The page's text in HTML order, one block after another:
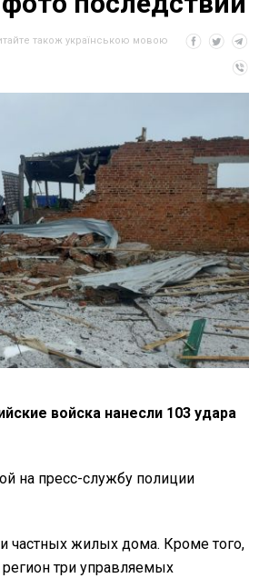
також українською мовою
войска нанесли 103 удара
на пресс-службу полиции
частных жилых дома. Кроме того,
три управляемых